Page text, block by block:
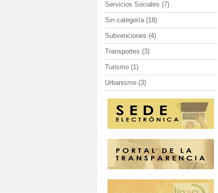
Servicios Sociales (7)
Sin categoría(18)
Subvenciones (4)
Transportes (3)
Turismo (1)
Urbanismo (3)